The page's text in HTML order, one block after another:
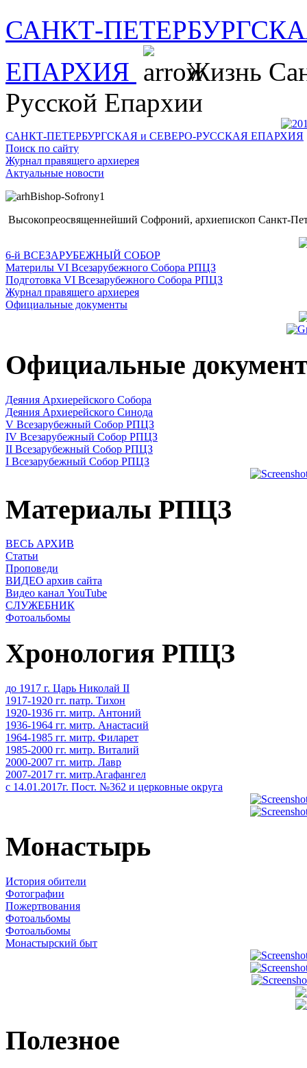
САНКТ-
ЕПАРХИЯ
Жизнь
Русской Епархии
САНКТ-ПЕТЕРБУРГСКАЯ и СЕВЕРО-РУССКАЯ ЕПАРХИЯ
Поиск по сайту
Журнал правящего архиерея
Актуальные новости
Высокопреосвященнейший Софроний, архиепископ Санкт-
6-й ВСЕЗАРУБЕЖНЫЙ СОБОР
Материлы VI Всезарубежного Собора РПЦЗ
Подготовка VI Всезарубежного Собора РПЦЗ
Журнал правящего архиерея
Официальные документы
Официальные
Деяния Архиерейского Собора
Деяния Архиерейского Синода
V Всезарубежный Собор РПЦЗ
IV Всезарубежный Собор РПЦЗ
II Всезарубежный Собор РПЦЗ
I Всезарубежный Собор РПЦЗ
Материалы РПЦЗ
ВЕСЬ АРХИВ
Статьи
Проповеди
ВИДЕО архив сайта
Видео канал YouTube
СЛУЖЕБНИК
Фотоальбомы
Хронология РПЦЗ
до 1917 г. Царь Николай II
1917-1920 гг. патр. Тихон
1920-1936 гг. митр. Антоний
1936-1964 гг. митр. Анастасий
1964-1985 гг. митр. Филарет
1985-2000 гг. митр. Виталий
2000-2007 гг. митр. Лавр
2007-2017 гг. митр.Агафангел
с 14.01.2017г. Пост. №362 и церковные округа
Монастырь
История обители
Фотографии
Пожертвования
Фотоальбомы
Фотоальбомы
Монастырский быт
Полезное